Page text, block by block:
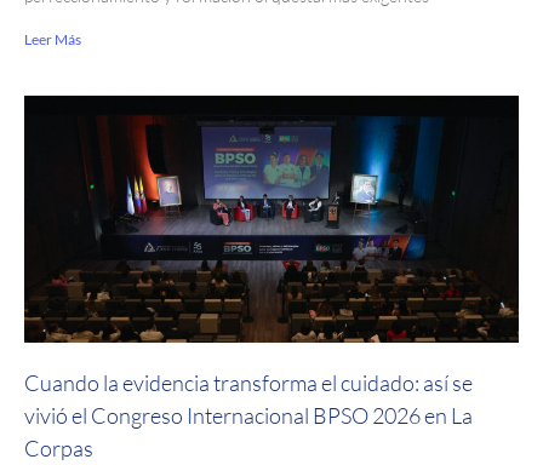
Leer Más
Cuando la evidencia transforma el cuidado: así se
vivió el Congreso Internacional BPSO 2026 en La
Corpas